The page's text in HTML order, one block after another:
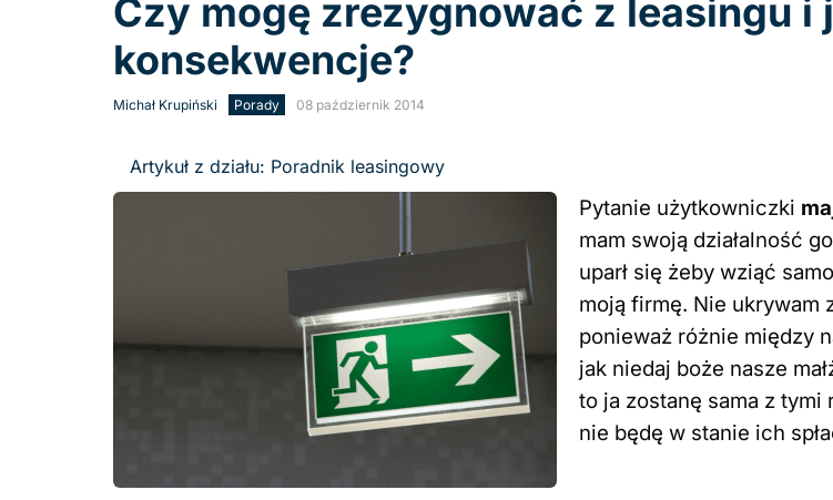
Czy mogę zrezygnować z leasingu i
konsekwencje?
Michał Krupiński Porady 08 październik 2014
Artykuł z działu: Poradnik leasingowy
Pytanie użytkowniczki
mam swoją działalność
uparł się żeby wziąć
moją firmę. Nie ukrywam
ponieważ różnie między
jak niedaj boże nasze
to ja zostanę sama z tymi
nie będę w stanie ich